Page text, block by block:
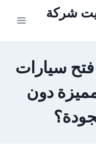
شركة
سيارات
دون